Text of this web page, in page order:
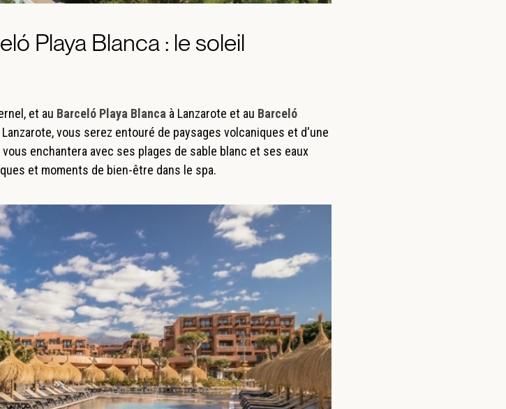
Playa Blanca : le soleil
et au Barceló Playa Blanca à Lanzarote et au Barceló
vous serez entouré de paysages volcaniques et d'une
enchantera avec ses plages de sable blanc et ses eaux
et moments de bien-être dans le spa.